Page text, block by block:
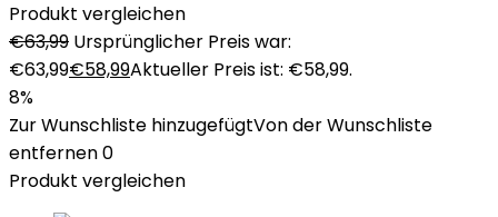
Produkt vergleichen
€63,99 Ursprünglicher Preis war:
€63,99€58,99Aktueller Preis ist: €58,99.
8%
Zur Wunschliste hinzugefügtVon der Wunschliste
entfernen0
Produkt vergleichen